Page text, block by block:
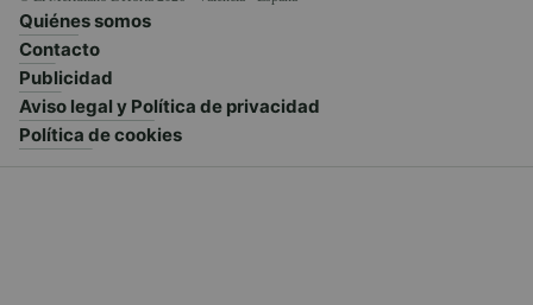
Quiénes somos
Contacto
Publicidad
Aviso legal y Política de privacidad
Política de cookies